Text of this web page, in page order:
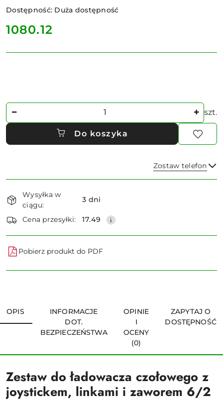
Dostępność: Duża dostępność
cena:
1080.12
Ilość szt.
Do koszyka
Zostaw telefon
Dostępność
i
dostawa
Wysyłka w
ciągu:
3 dni
Cena przesyłki: 17.49
Pobierz produkt do PDF
OPIS
INFORMACJE
DOT.
BEZPIECZEŃSTWA
OPINIE
I
OCENY
(0)
ZAPYTAJ O
DOSTĘPNOŚĆ
Zestaw do ładowacza czołowego z
joystickem, linkami i zaworem 6/2